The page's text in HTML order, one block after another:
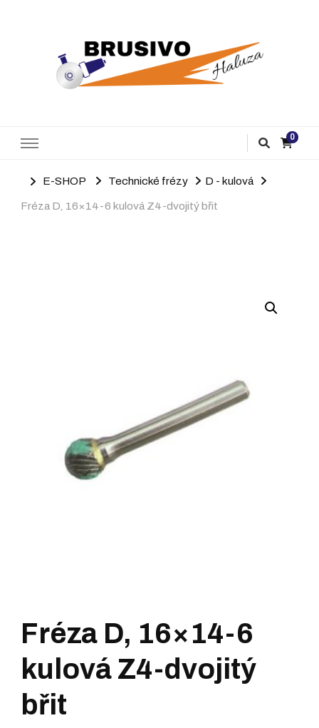
0
E-SHOP Technické frézy D - kulová
Fréza D, 16×14-6 kulová Z4-dvojitý břit
Fréza D, 16×14-6
kulová Z4-dvojitý
břit